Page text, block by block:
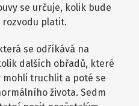
se určuje, kolik bude
platit.
se odříkává na
dalších obřadů, které
mohli truchlit a poté se
života. Sedm